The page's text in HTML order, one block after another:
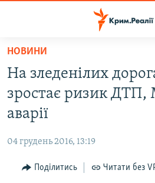
Перейти
основного
матеріалу
Перейти
до
основної
навігації
Перейти
ВОДА.КРИМ
ВІДЕО ТА ФОТО
БЛОГИ
ПОГЛЯД
НОВИНИ
На зледенілих
зростає ризик ДТП,
аварії
04 грудень 2016, 13:19
Поділитись Читати без